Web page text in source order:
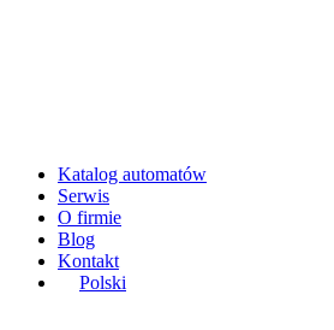
Katalog automatów
Serwis
O firmie
Blog
Kontakt
Polski